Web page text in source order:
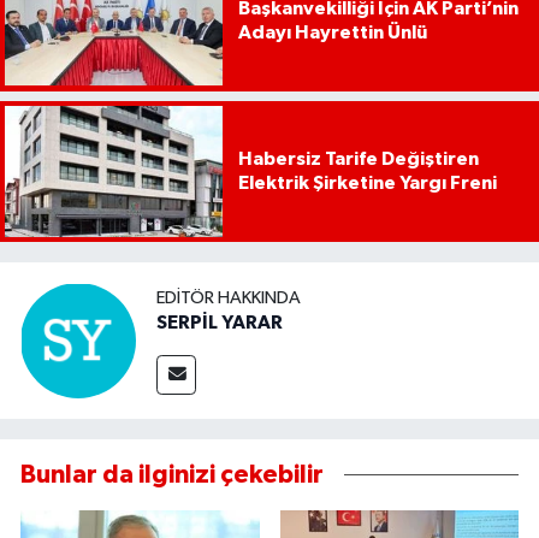
Başkanvekilliği İçin AK Parti’nin
Adayı Hayrettin Ünlü
Habersiz Tarife Değiştiren
Elektrik Şirketine Yargı Freni
EDITÖR HAKKINDA
SERPİL YARAR
Bunlar da ilginizi çekebilir